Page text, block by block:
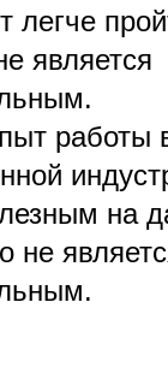
легче
является
работы
на
не